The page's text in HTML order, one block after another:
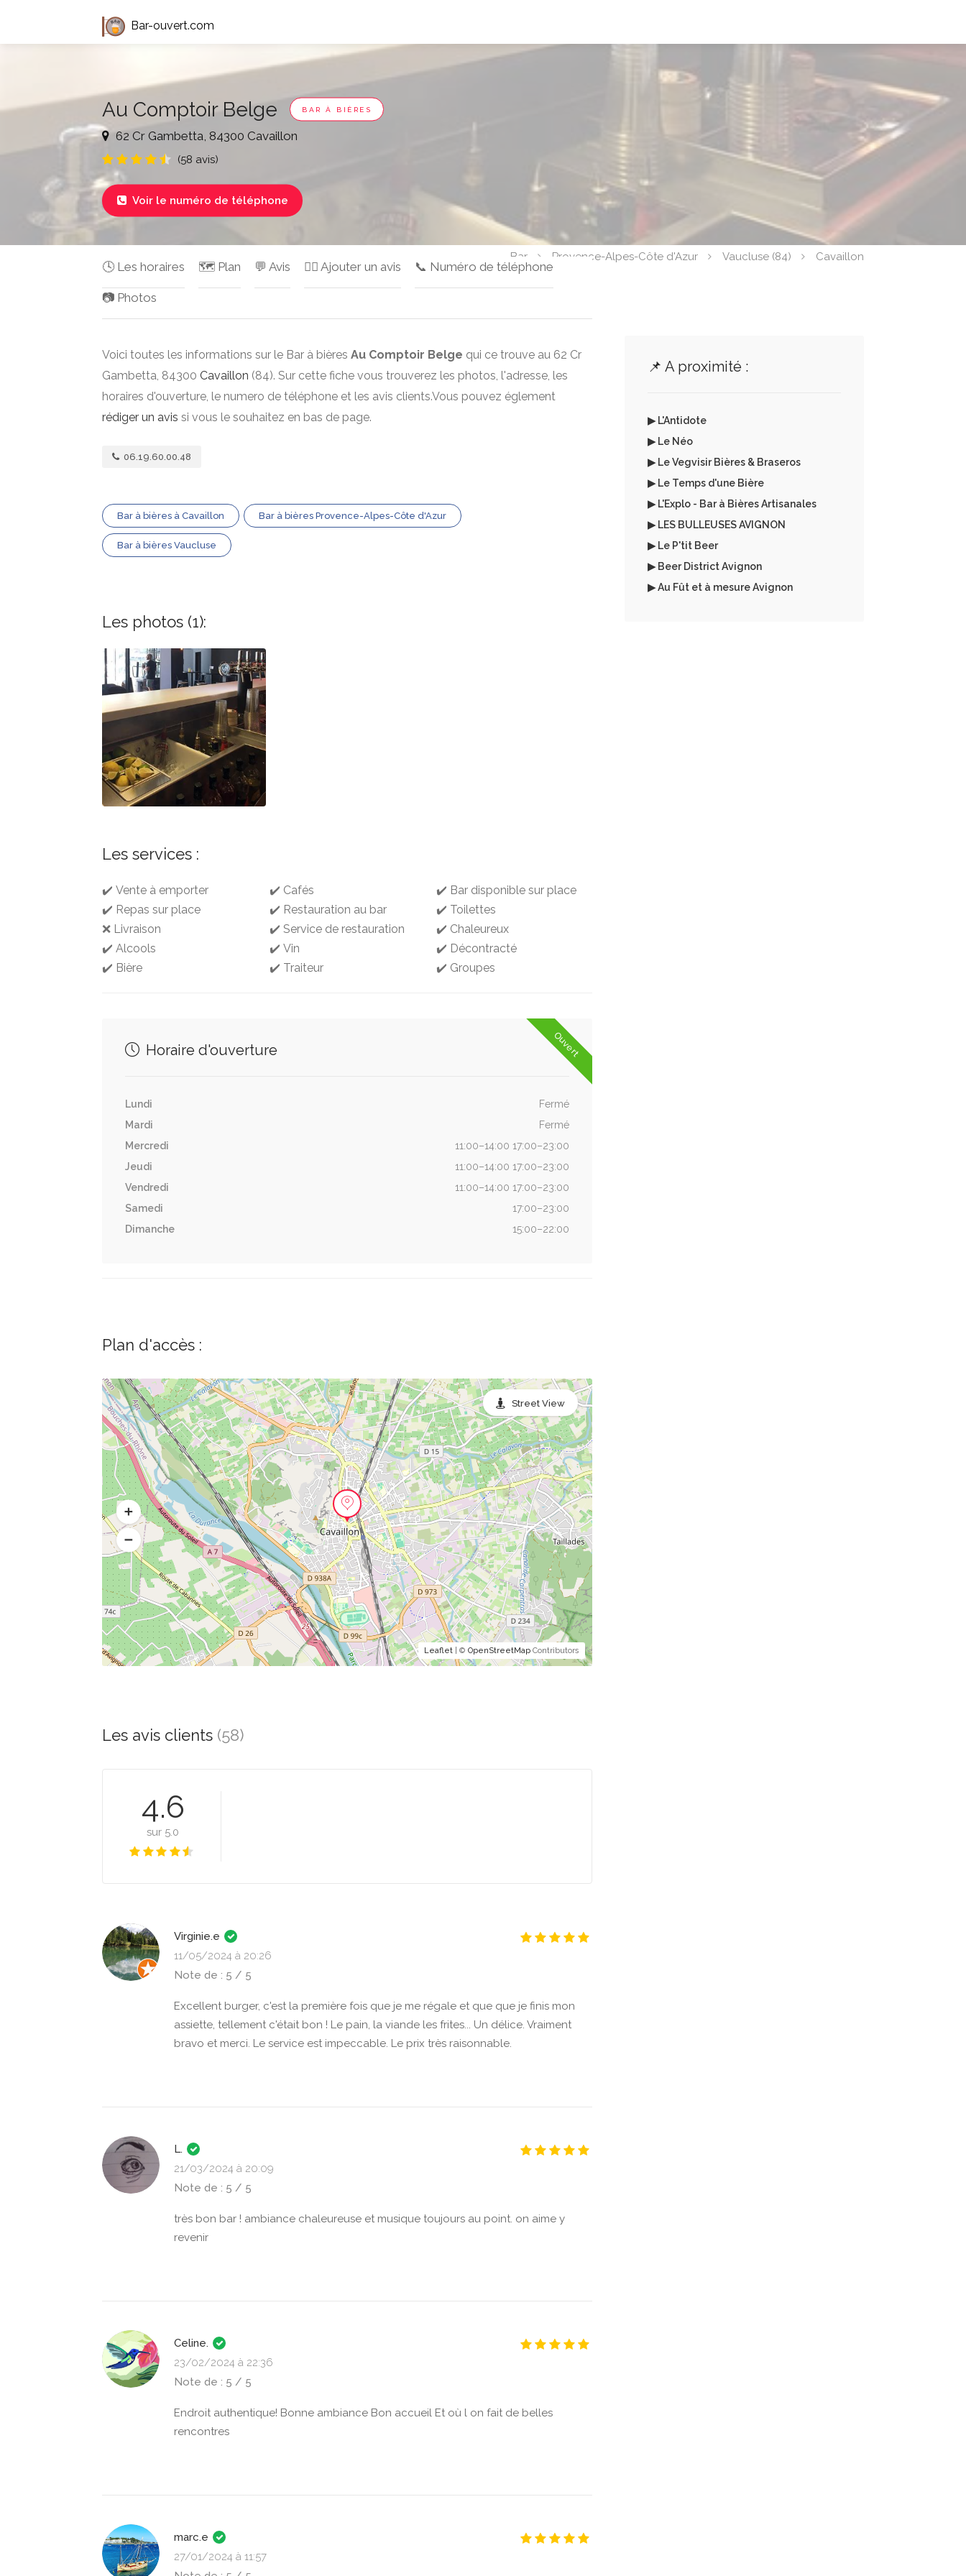
Bar-ouvert.com
Au Comptoir Belge BAR À BIÈRES
62 Cr Gambetta, 84300 Cavaillon
(58 avis)
 Voir le numéro de téléphone
Bar Provence-Alpes-Côte d'Azur Vaucluse (84) Cavaillon
🕓 Les horaires 🗺️ Plan 💬 Avis ✍🏻 Ajouter un avis 📞 Numéro de téléphone
📷 Photos
Voici toutes les informations sur le Bar à bières Au Comptoir Belge qui ce trouve au 62 Cr
Gambetta, 84300 Cavaillon (84). Sur cette fiche vous trouverez les photos, l'adresse, les
horaires d'ouverture, le numero de téléphone et les avis clients.Vous pouvez églement
rédiger un avis si vous le souhaitez en bas de page.
06.19.60.00.48
Bar à bières à Cavaillon Bar à bières Provence-Alpes-Côte d'Azur
Bar à bières Vaucluse
Les photos (1):
Les services :
✔️ Vente à emporter
✔️ Repas sur place
❌ Livraison
✔️ Alcools
✔️ Bière
✔️ Cafés
✔️ Restauration au bar
✔️ Service de restauration
✔️ Vin
✔️ Traiteur
✔️ Bar disponible sur place
✔️ Toilettes
✔️ Chaleureux
✔️ Décontracté
✔️ Groupes
Ouvert
Horaire d'ouverture
Lundi
Fermé
Mardi
Fermé
Mercredi
11:00–14:00 17:00–23:00
Jeudi
11:00–14:00 17:00–23:00
Vendredi
11:00–14:00 17:00–23:00
Samedi
17:00–23:00
Dimanche
15:00–22:00
Plan d'accès :
Leaflet| © OpenStreetMapContributors
Street View
Les avis clients (58)
4.6
sur 5.0
Virginie.e
11/05/2024 à 20:26
Note de : 5 / 5
Excellent burger, c'est la première fois que je me régale et que que je finis mon
assiette, tellement c'était bon ! Le pain, la viande les frites... Un délice. Vraiment
bravo et merci. Le service est impeccable. Le prix très raisonnable.
L.
21/03/2024 à 20:09
Note de : 5 / 5
très bon bar ! ambiance chaleureuse et musique toujours au point. on aime y
revenir
Celine.
23/02/2024 à 22:36
Note de : 5 / 5
Endroit authentique! Bonne ambiance Bon accueil Et où l on fait de belles
rencontres
marc.e
27/01/2024 à 11:57
📌 A proximité :
▶ L'Antidote
▶ Le Néo
▶ Le Vegvisir Bières & Braseros
▶ Le Temps d'une Bière
▶ L'Explo - Bar à Bières Artisanales
▶ LES BULLEUSES AVIGNON
▶ Le P'tit Beer
▶ Beer District Avignon
▶ Au Fût et à mesure Avignon